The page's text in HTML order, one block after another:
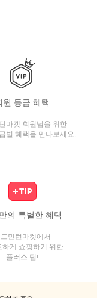
원 등급 혜택
마켓 회원님을 위한
별 혜택을 만나보세요!
의 특별한 혜택
민턴마켓에서
하게 쇼핑하기 위한
플러스 팁!